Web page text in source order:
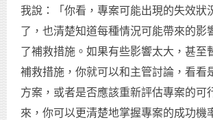
我說：「你看，專案可能出現的失效狀
了，也清楚知道每種情況可能帶來的影
了補救措施。如果有些影響太大，甚至
補救措施，你就可以和主管討論，看看
方案，或者是否應該重新評估專案的可
來，你可以更清楚地掌握專案的成功機